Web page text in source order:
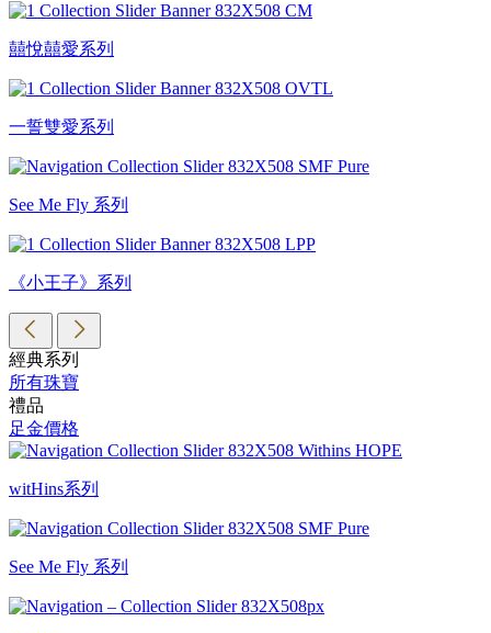
囍悅囍愛系列
一誓雙愛系列
See Me Fly 系列
《小王子》系列
經典系列
所有珠寶
禮品
足金價格
witHins系列
See Me Fly 系列